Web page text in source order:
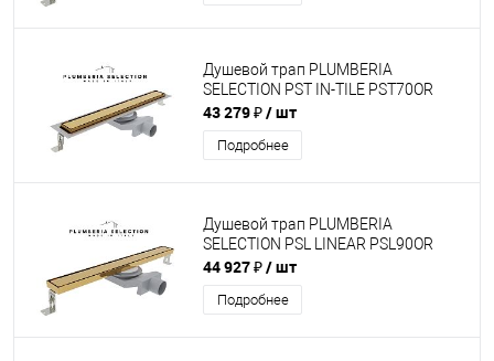
Душевой трап PLUMBERIA
SELECTION PST IN-TILE PST70OR
43 279 ₽/ шт
Подробнее
Душевой трап PLUMBERIA
SELECTION PSL LINEAR PSL90OR
44 927 ₽/ шт
Подробнее